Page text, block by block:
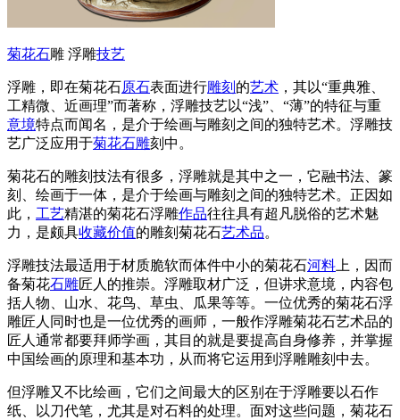
菊花石雕 浮雕技艺
浮雕，即在菊花石原石表面进行雕刻 的艺术 ，其以“重典雅、
工精微、近画理”而著称，浮雕技艺以“浅”、“薄”的特征与重
意境特点而闻名，是介于绘画与雕刻之间的独特艺术。浮雕技
艺广泛应用于菊花石雕刻中。
菊花石的雕刻技法有很多，浮雕就是其中之一，它融书法、篆
刻、绘画于一体，是介于绘画与雕刻之间的独特艺术。正因如
此， 工艺精湛的菊花石浮雕作品往往具有超凡脱俗的艺术魅
力，是颇具收藏价值的雕刻菊花石艺术品。
浮雕技法最适用于材质脆软而体件中小的菊花石河料 上，因而
备菊花石雕匠人的推崇。浮雕取材广泛，但讲求意境，内容包
括人物、山水、花鸟、草虫、瓜果等等。一位优秀的菊花石浮
雕匠人同时也是一位优秀的画师，一般作浮雕菊花石艺术品的
匠人通常都要拜师学画，其目的就是要提高自身修养，并掌握
中国绘画的原理和基本功，从而将它运用到浮雕雕刻中去。
但浮雕又不比绘画，它们之间最大的区别在于浮雕要以石作
纸、以刀代笔，尤其是对石料的处理。面对这些问题，菊花石